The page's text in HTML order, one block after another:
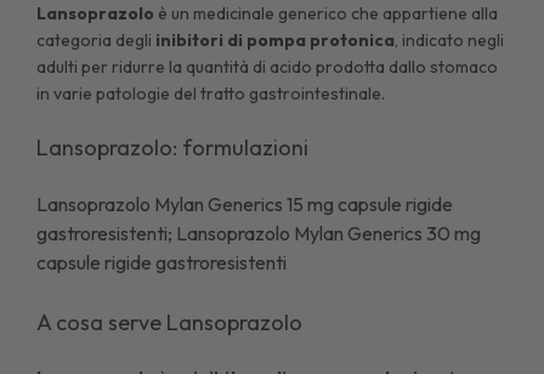
Lansoprazolo è un medicinale generico che appartiene alla
categoria degli inibitori di pompa protonica, indicato negli
adulti per ridurre la quantità di acido prodotta dallo stomaco
in varie patologie del tratto gastrointestinale.
Lansoprazolo: formulazioni
Lansoprazolo Mylan Generics 15 mg capsule rigide
gastroresistenti; Lansoprazolo Mylan Generics 30 mg
capsule rigide gastroresistenti
A cosa serve Lansoprazolo